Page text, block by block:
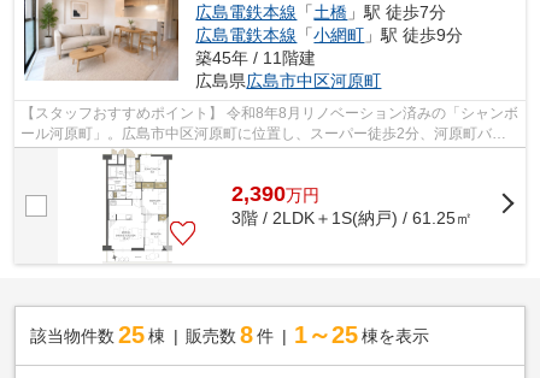
広島電鉄本線 「土橋 」駅 徒歩7分
広島電鉄本線 「小網町 」駅 徒歩9分
築45年 / 11階建
広島県広島市中区河原町
【スタッフおすすめポイント】 令和8年8月リノベーション済みの「シャンボ
ール河原町」。広島市中区河原町に位置し、スーパー徒歩2分、河原町バス
停徒歩3分、平和記念公園徒歩4分。川...
2,390万円
3階 / 2LDK＋1S(納戸) / 61.25㎡
該当物件数 25棟 販売数 8 件 1～25 棟を表示